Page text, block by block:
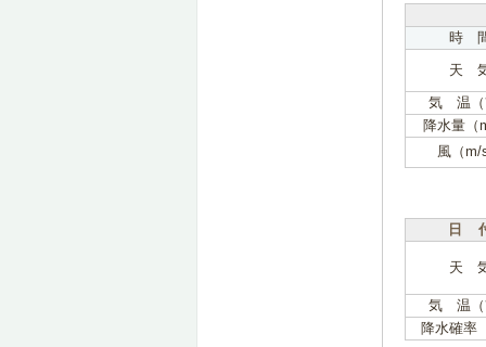
時
天
気 温
降水量（
風（m/
日
天
気 温
降水確率